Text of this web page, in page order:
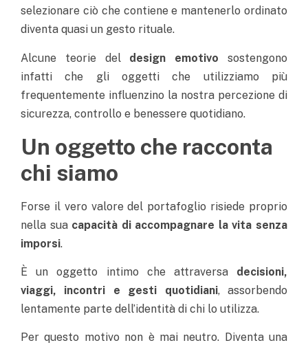
selezionare ciò che contiene e mantenerlo ordinato
diventa quasi un gesto rituale.
Alcune teorie del design emotivo sostengono
infatti che gli oggetti che utilizziamo più
frequentemente influenzino la nostra percezione di
sicurezza, controllo e benessere quotidiano.
Un oggetto che racconta
chi siamo
Forse il vero valore del portafoglio risiede proprio
nella sua capacità di accompagnare la vita senza
imporsi.
È un oggetto intimo che attraversa decisioni,
viaggi, incontri e gesti quotidiani, assorbendo
lentamente parte dell’identità di chi lo utilizza.
Per questo motivo non è mai neutro. Diventa una